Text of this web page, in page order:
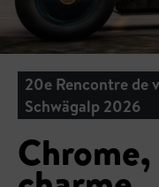
20e Rencontre de
Schwägalp 2026